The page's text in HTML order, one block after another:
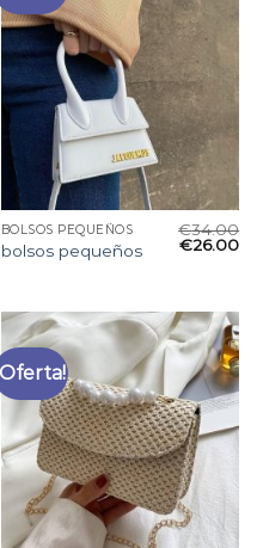
BOLSOS PEQUEÑOS
bolsos pequeños
€34.00
€26.00